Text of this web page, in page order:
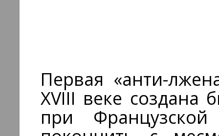
Первая «анти-
XVIII веке создана
при